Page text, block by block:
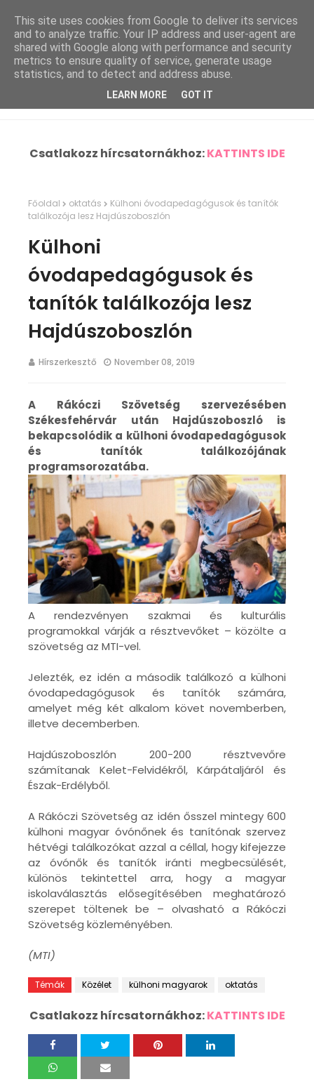
Csatlakozz hírcsatornákhoz:KATTINTS IDE
Főoldal oktatás
Külhoni óvodapedagógusok és tanítók
találkozója lesz Hajdúszoboszlón
Külhoni
óvodapedagógusok és
tanítók találkozója lesz
Hajdúszoboszlón
Hírszerkesztő November 08, 2019
A Rákóczi Szövetség szervezésében
Székesfehérvár után Hajdúszoboszló is
bekapcsolódik a külhoni óvodapedagógusok
és tanítók találkozójának
programsorozatába.
A rendezvényen szakmai és kulturális
programokkal várják a résztvevőket – közölte a
szövetség az MTI-vel.
Jelezték, ez idén a második találkozó a külhoni
óvodapedagógusok és tanítók számára,
amelyet még két alkalom követ novemberben,
illetve decemberben.
Hajdúszoboszlón 200-200 résztvevőre
számítanak Kelet-Felvidékről, Kárpátaljáról és
Észak-Erdélyből.
A Rákóczi Szövetség az idén ősszel mintegy 600
külhoni magyar óvónőnek és tanítónak szervez
hétvégi találkozókat azzal a céllal, hogy kifejezze
az óvónők és tanítók iránti megbecsülését,
különös tekintettel arra, hogy a magyar
iskolaválasztás elősegítésében meghatározó
szerepet töltenek be – olvasható a Rákóczi
Szövetség közleményében.
(MTI)
Témák Közélet külhoni magyarok oktatás
Csatlakozz hírcsatornákhoz:KATTINTS IDE
This site uses cookies from Google to deliver its services
and to analyze traffic. Your IP address and user-agent are
shared with Google along with performance and security
metrics to ensure quality of service, generate usage
statistics, and to detect and address abuse.
LEARN MORE GOT IT